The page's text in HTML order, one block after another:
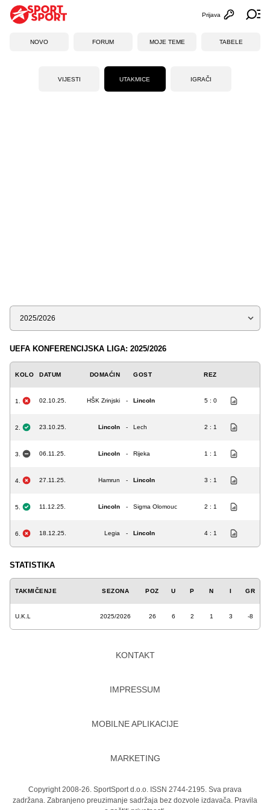
Otvori
Prijava
NOVO FORUM MOJE TEME TABELE
VIJESTI UTAKMICE IGRAČI
Sezona
UEFA KONFERENCIJSKA LIGA: 2025/2026
KOLO DATUM DOMAĆIN GOST REZ
1. 02.10.25. HŠK Zrinjski - Lincoln 5 : 0
2. 23.10.25. Lincoln - Lech 2 : 1
3. 06.11.25. Lincoln - Rijeka 1 : 1
4. 27.11.25. Hamrun - Lincoln 3 : 1
5. 11.12.25. Lincoln - Sigma Olomouc 2 : 1
6. 18.12.25. Legia - Lincoln 4 : 1
STATISTIKA
TAKMIČENJE SEZONA POZ U P N I GR
U.K.L 2025/2026 26 6 2 1 3 -8
KONTAKT
IMPRESSUM
MOBILNE APLIKACIJE
MARKETING
Copyright 2008-26. SportSport d.o.o. ISSN 2744-2195. Sva prava
zadržana. Zabranjeno preuzimanje sadržaja bez dozvole izdavača. Pravila